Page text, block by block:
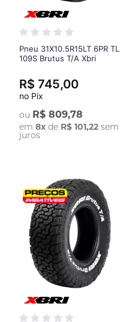
Pneu 31X10.5R15LT 6PR TL
109S Brutus T/A Xbri
ou R$ 809,78
em8x de R$ 101,22 sem
juros
R$ 745,00
no Pix